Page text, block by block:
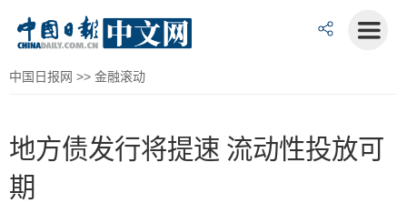
中国日报网 >> 金融滚动
地方债发行将提速 流动性投放可
期